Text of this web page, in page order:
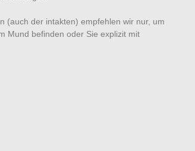
(auch der intakten) empfehlen wir nur, um
Mund befinden oder Sie explizit mit